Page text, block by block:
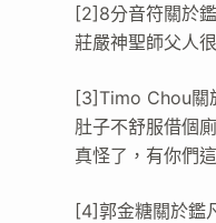
[2]8分音符關於
莊嚴神聖師父人
[3]Timo Chou關
肚子不舒服借個
真怪了，有你們
[4]郭金糖關於鑑